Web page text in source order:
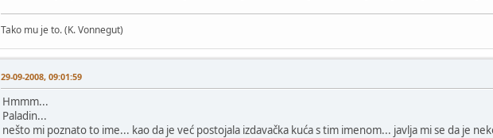
Tako mu je to. (K. Vonnegut)
29-09-2008, 09:01:59
Hmmm...
Paladin...
nešto mi poznato to ime... kao da je već postojala izdavačka kuća s tim imenom... javlja mi se da je